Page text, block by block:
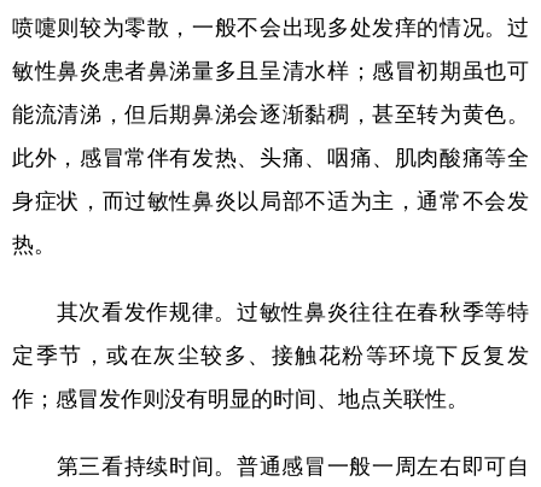
喷嚏则较为零散，一般不会出现多处发痒的情况。过
敏性鼻炎患者鼻涕量多且呈清水样；感冒初期虽也可
能流清涕，但后期鼻涕会逐渐黏稠，甚至转为黄色。
此外，感冒常伴有发热、头痛、咽痛、肌肉酸痛等全
身症状，而过敏性鼻炎以局部不适为主，通常不会发
热。
其次看发作规律。过敏性鼻炎往往在春秋季等特
定季节，或在灰尘较多、接触花粉等环境下反复发
作；感冒发作则没有明显的时间、地点关联性。
第三看持续时间。普通感冒一般一周左右即可自